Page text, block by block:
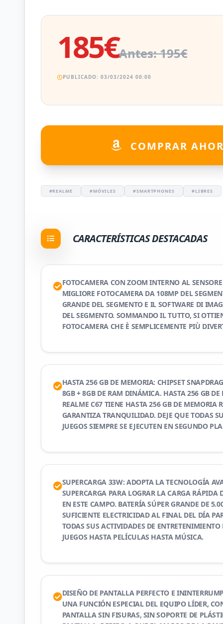
185€Antes: 195€
PUBLICADO: 03/03/2024 00:00
COMPRAR
#REALME #MÓVILES #SMARTPHONES #LIBRES
CARACTERÍSTICAS DESTACADAS
FOTOCAMERA CON ZOOM INTERNO AL
MIGLIORE FOTOCAMERA DA 108MP DEL
GRANDE DEL SEGMENTO E IL SOFTWARE DI
DEL SEGMENTO. SOMMANDO IL TUTTO, SI
FOTOCAMERA CHE È SEMPLICEMENTE PIÙ
HASTA 256 GB DE MEMORIA: CHIPSET
8GB + 8GB DE RAM DINÁMICA. HASTA 256 GB
REALME C67 TIENE HASTA 256 GB DE MEMORIA
GARANTIZA TRANQUILIDAD. DEJE QUE TODAS
JUEGOS SIEMPRE SE EJECUTEN EN SEGUNDO
SUPERCARGA 33W: ADOPTA LA TECNOLOGÍA
SUPERCARGA PARA LOGRAR LA CARGA RÁPIDA
EN ESTE CAMPO. BATERÍA SÚPER GRANDE DE
SUFICIENTE ELECTRICIDAD AL FINAL DEL DÍA
TODAS SUS ACTIVIDADES DE ENTRETENIMIENTO
JUEGOS HASTA PELÍCULAS HASTA MÚSICA.
DISEÑO DE PANTALLA PERFECTO E
UNA FUNCIÓN ESPECIAL DEL EQUIPO LÍDER,
PANTALLA SIN FISURAS, SIN SOPORTE DE